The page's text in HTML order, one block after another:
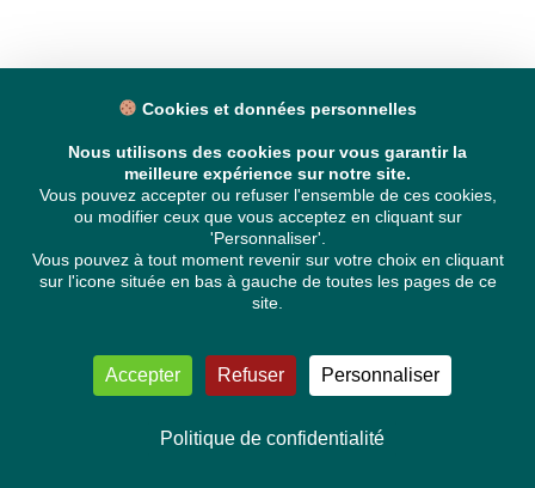
LIRE AUSSI
ARTICLE| INTERCEPTION DE LA FLOTTILLE –
Cette nuit, la Global Sumud Flotilla, transportant de l’aide
Cookies et données personnelles
Nous utilisons des cookies pour vous garantir la
meilleure expérience sur notre site.
Vous pouvez accepter ou refuser l'ensemble de ces cookies,
ou modifier ceux que vous acceptez en cliquant sur
'Personnaliser'.
Vous pouvez à tout moment revenir sur votre choix en cliquant
sur l'icone située en bas à gauche de toutes les pages de ce
site.
Accepter Refuser Personnaliser
Politique de confidentialité